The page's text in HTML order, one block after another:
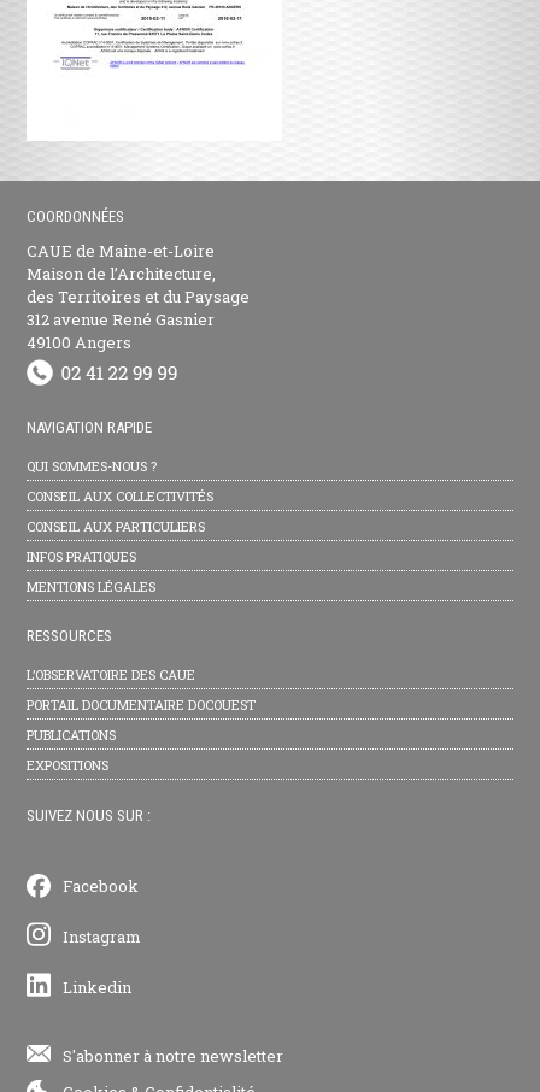
COORDONNÉES
CAUE de Maine-et-Loire
Maison de l’Architecture,
des Territoires et du Paysage
312 avenue René Gasnier
49100 Angers
NAVIGATION RAPIDE
QUI SOMMES-NOUS ?
CONSEIL AUX COLLECTIVITÉS
CONSEIL AUX PARTICULIERS
INFOS PRATIQUES
MENTIONS LÉGALES
RESSOURCES
L’OBSERVATOIRE DES CAUE
PORTAIL DOCUMENTAIRE DOCOUEST
PUBLICATIONS
EXPOSITIONS
SUIVEZ NOUS SUR :
Facebook
Instagram
Linkedin
S'abonner à notre newsletter